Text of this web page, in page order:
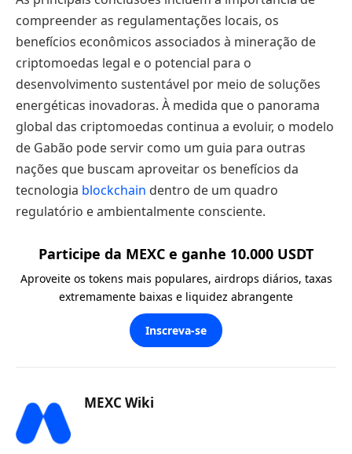
compreender as regulamentações locais, os
benefícios econômicos associados à mineração de
criptomoedas legal e o potencial para o
desenvolvimento sustentável por meio de soluções
energéticas inovadoras. À medida que o panorama
global das criptomoedas continua a evoluir, o modelo
de Gabão pode servir como um guia para outras
nações que buscam aproveitar os benefícios da
tecnologia blockchain dentro de um quadro
regulatório e ambientalmente consciente.
Participe da MEXC e ganhe 10.000 USDT
Aproveite os tokens mais populares, airdrops diários, taxas
extremamente baixas e liquidez abrangente
Inscreva-se
MEXC Wiki